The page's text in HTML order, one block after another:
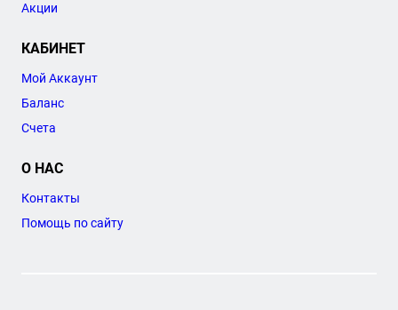
Акции
КАБИНЕТ
Мой Аккаунт
Баланс
Счета
О НАС
Контакты
Помощь по сайту